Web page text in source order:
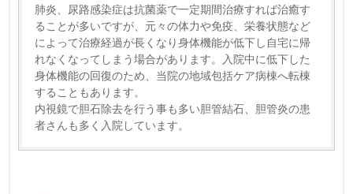
肺炎、尿路感染症は抗菌薬で一定期間治療すれば治癒す
ることが多いですが、元々の体力や免疫、栄養状態など
によって治療経過が長くなり身体機能が低下し自宅に帰
れなくなってしまう場合があります。入院中に低下した
身体機能の回復のため、当院の地域包括ケア病棟へ転棟
することもあります。
内視鏡で胆石除去を行う事も多い胆管結石、胆管炎の患
者さんも多く入院しています。